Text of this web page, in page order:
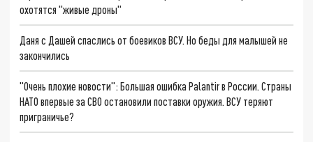
охотятся "живые дроны"
Даня с Дашей спаслись от боевиков ВСУ. Но беды для малышей не
закончились
"Очень плохие новости": Большая ошибка Palantir в России. Страны
НАТО впервые за СВО остановили поставки оружия. ВСУ теряют
приграничье?